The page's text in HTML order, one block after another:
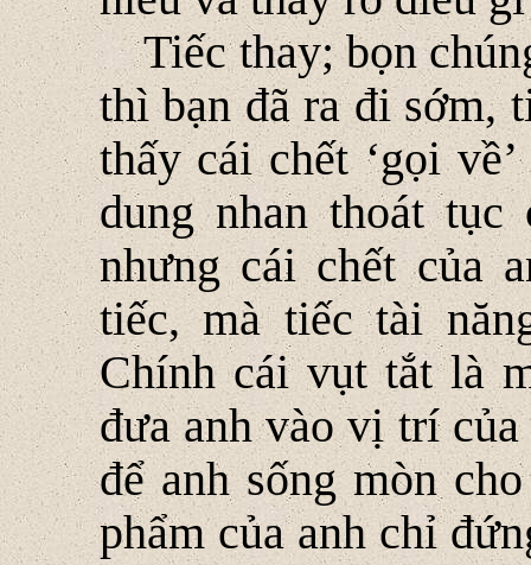
Tiếc thay; bọn
thì bạn đã ra đi sớm,
thấy cái chết ‘gọi
dung nhan thoát
nhưng cái chết của
tiếc, mà tiếc tài
Chính cái vụt tắt là
đưa anh vào vị trí
để anh sống mòn
phẩm của anh chỉ